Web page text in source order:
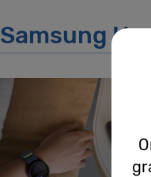
Samsung